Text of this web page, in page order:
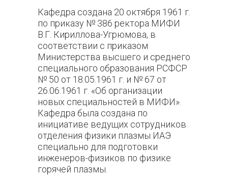
Кафедра создана 20 октября 1961 г.
по приказу № 386 ректора МИФИ
В.Г. Кириллова-Угрюмова, в
соответствии с приказом
Министерства высшего и среднего
специального образования РСФСР
№ 50 от 18.05.1961 г. и № 67 от
26.06.1961 г. «Об организации
новых специальностей в МИФИ».
Кафедра была создана по
инициативе ведущих сотрудников
отделения физики плазмы ИАЭ
специально для подготовки
инженеров-физиков по физике
горячей плазмы.